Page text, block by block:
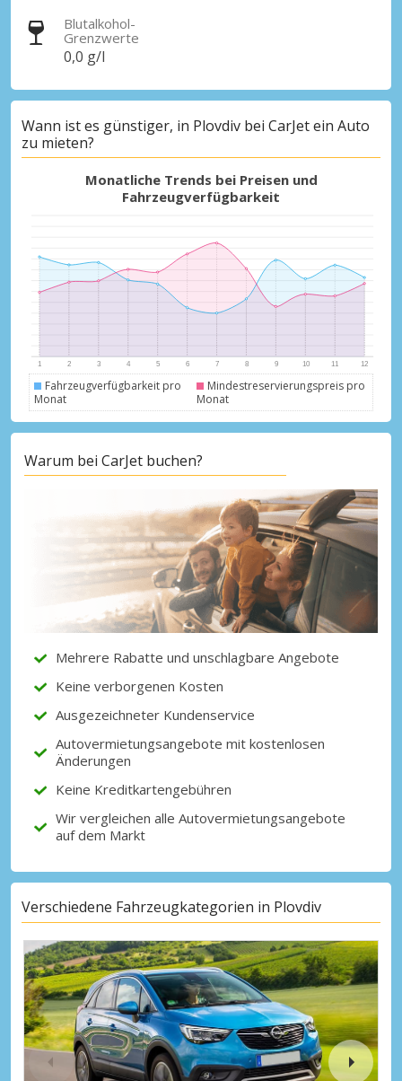
Top-Ersparnisses
Erhalten Sie Zugang zu exklusiven
Partnerangeboten
Mit eLink anmelden
Blutalkohol-
Grenzwerte
0,0 g/l
Wann ist es günstiger, in Plovdiv bei CarJet ein Auto
zu mieten?
Monatliche Trends bei Preisen und
Fahrzeugverfügbarkeit
Fahrzeugverfügbarkeit pro
Monat
Mindestreservierungspreis pro
Monat
Warum bei CarJet buchen?
Mehrere Rabatte und unschlagbare Angebote
Keine verborgenen Kosten
Ausgezeichneter Kundenservice
Autovermietungsangebote mit kostenlosen
Änderungen
Keine Kreditkartengebühren
Wir vergleichen alle Autovermietungsangebote
auf dem Markt
Verschiedene Fahrzeugkategorien in Plovdiv